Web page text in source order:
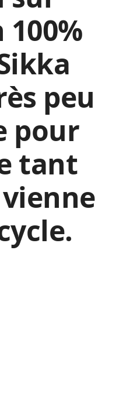
100%
peu
pour
tant